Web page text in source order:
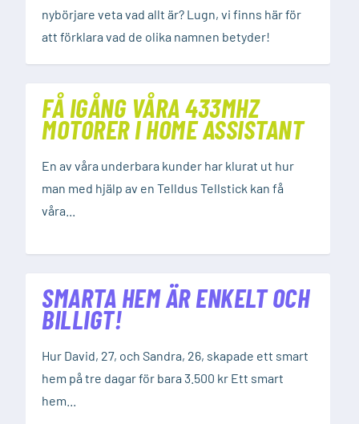
nybörjare veta vad allt är? Lugn, vi finns här för
att förklara vad de olika namnen betyder!
FÅ IGÅNG VÅRA 433MHZ
MOTORER I HOME ASSISTANT
En av våra underbara kunder har klurat ut hur
man med hjälp av en Telldus Tellstick kan få
våra...
SMARTA HEM ÄR ENKELT OCH
BILLIGT!
Hur David, 27, och Sandra, 26, skapade ett smart
hem på tre dagar för bara 3.500 kr Ett smart
hem...